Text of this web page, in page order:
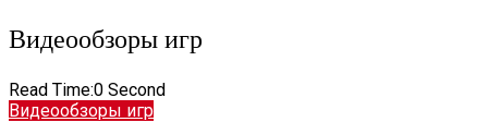
Видеообзоры игр
Read Time:0 Second
Видеообзоры игр